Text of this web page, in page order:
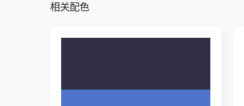
相关配色